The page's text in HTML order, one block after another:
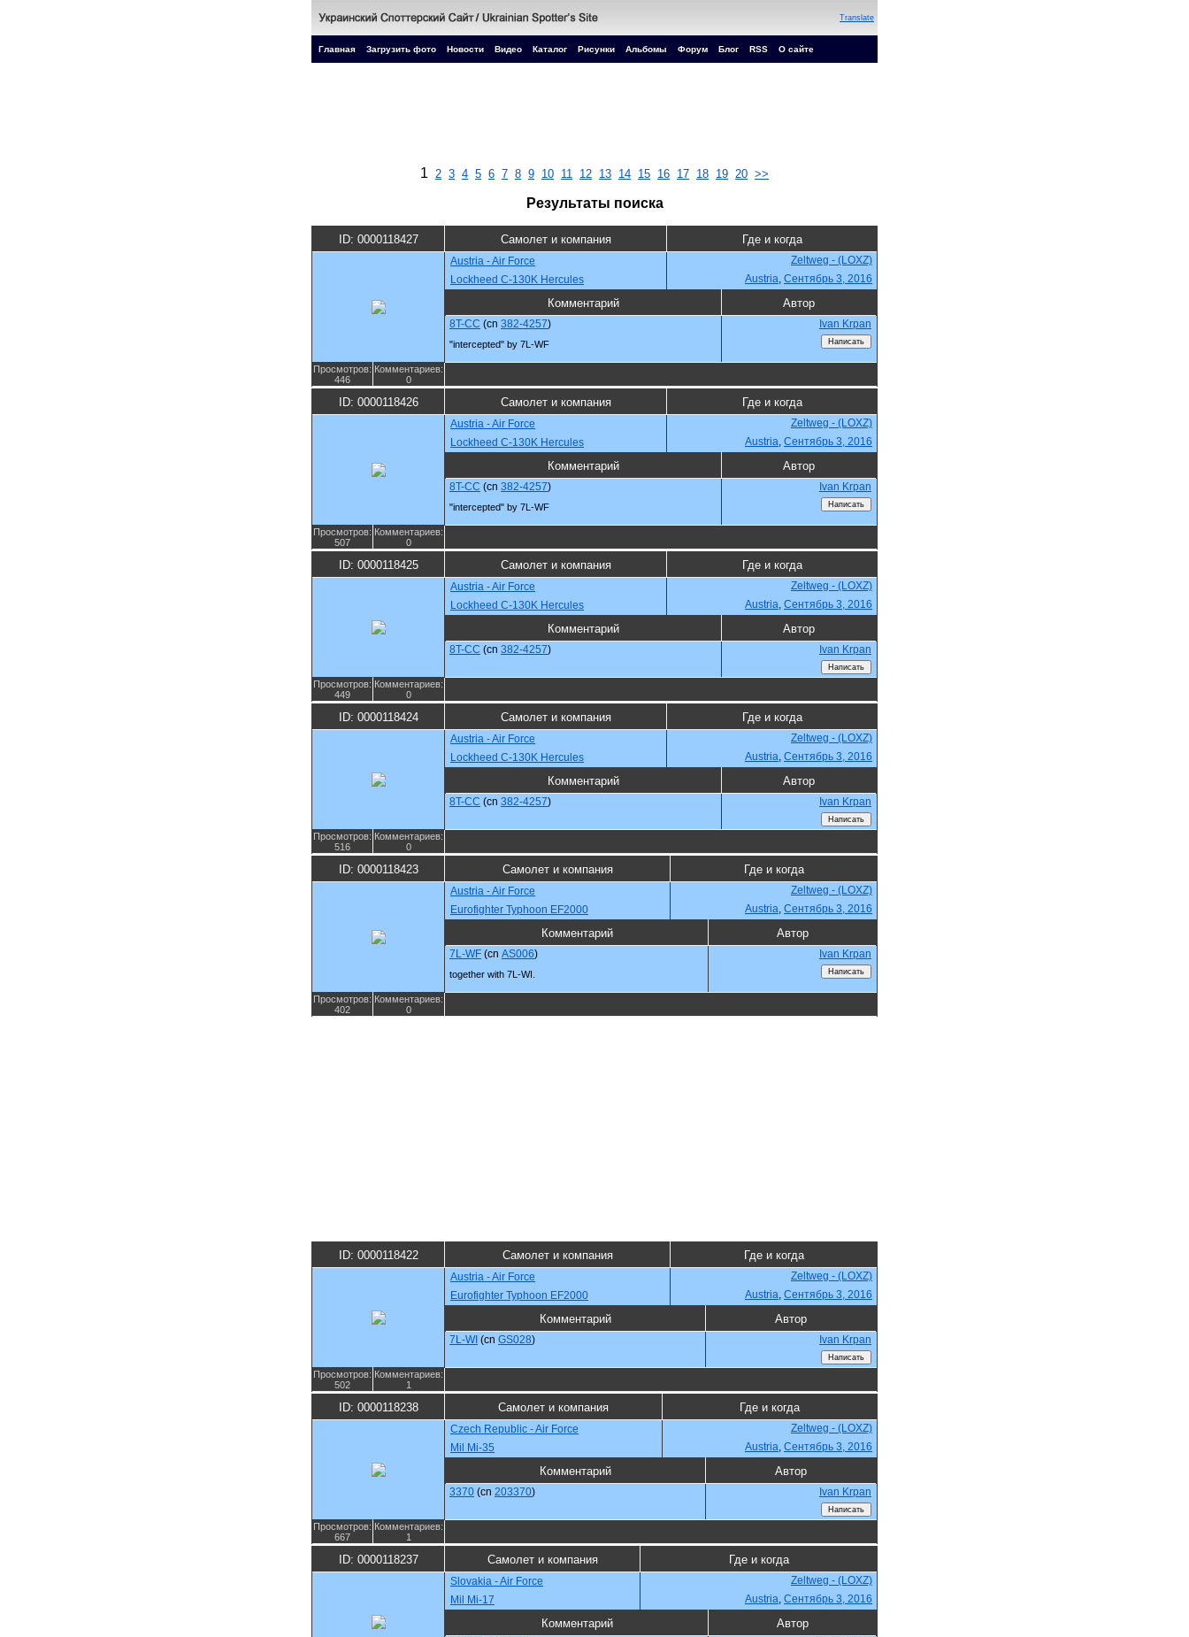
Translate
Главная Загрузить фото Новости Видео Каталог Рисунки Альбомы Форум Блог RSS О сайте
1 2 3 4 5 6 7 8 9 10 11 12 13 14 15 16 17 18 19 20 >>
Результаты поиска
ID: 0000118427 Самолет и компания Где и когда
Austria - Air Force
Zeltweg - (LOXZ)
Lockheed C-130K Hercules
Austria, Сентябрь 3, 2016
Комментарий Автор
8T-CC (cn 382-4257)
"intercepted" by 7L-WF
Ivan Krpan
Просмотров:
446
Комментариев:
0
ID: 0000118426 Самолет и компания Где и когда
Austria - Air Force
Zeltweg - (LOXZ)
Lockheed C-130K Hercules
Austria, Сентябрь 3, 2016
Комментарий Автор
8T-CC (cn 382-4257)
"intercepted" by 7L-WF
Ivan Krpan
Просмотров:
507
Комментариев:
0
ID: 0000118425 Самолет и компания Где и когда
Austria - Air Force
Zeltweg - (LOXZ)
Lockheed C-130K Hercules
Austria, Сентябрь 3, 2016
Комментарий Автор
8T-CC (cn 382-4257) Ivan Krpan
Просмотров:
449
Комментариев:
0
ID: 0000118424 Самолет и компания Где и когда
Austria - Air Force
Zeltweg - (LOXZ)
Lockheed C-130K Hercules
Austria, Сентябрь 3, 2016
Комментарий Автор
8T-CC (cn 382-4257) Ivan Krpan
Просмотров:
516
Комментариев:
0
ID: 0000118423 Самолет и компания Где и когда
Austria - Air Force
Zeltweg - (LOXZ)
Eurofighter Typhoon EF2000
Austria, Сентябрь 3, 2016
Комментарий Автор
7L-WF (cn AS006)
together with 7L-WI.
Ivan Krpan
Просмотров:
402
Комментариев:
0
ID: 0000118422 Самолет и компания Где и когда
Austria - Air Force
Zeltweg - (LOXZ)
Eurofighter Typhoon EF2000
Austria, Сентябрь 3, 2016
Комментарий Автор
7L-WI (cn GS028) Ivan Krpan
Просмотров:
502
Комментариев:
1
ID: 0000118238 Самолет и компания Где и когда
Czech Republic - Air Force
Zeltweg - (LOXZ)
Mil Mi-35
Austria, Сентябрь 3, 2016
Комментарий Автор
3370 (cn 203370) Ivan Krpan
Просмотров:
667
Комментариев:
1
ID: 0000118237 Самолет и компания Где и когда
Slovakia - Air Force
Zeltweg - (LOXZ)
Mil Mi-17
Austria, Сентябрь 3, 2016
Комментарий Автор